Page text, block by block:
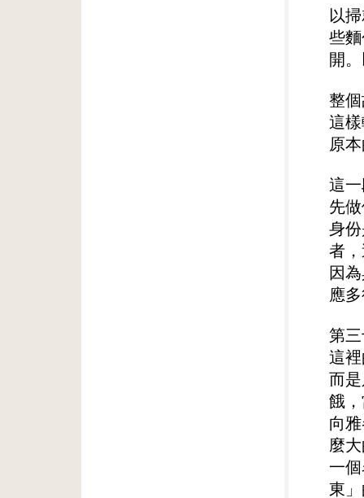
以
些
開
整
這
原
這
先
身
者
因
應
第
這
而
餓
向
麼
一
東